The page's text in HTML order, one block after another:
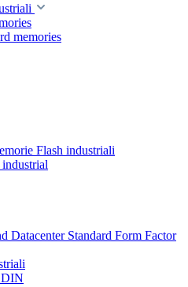
memories
Flash industriali
Datacenter Standard Form Factor
DIN